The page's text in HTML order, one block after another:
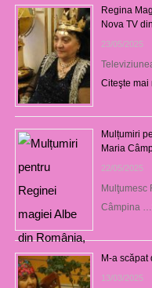
Regina
Nova TV
23/05/2025
Citeşte mai
Mulțumiri
Maria
22/05/2025
Mulţumesc
Câmpina …
M-a
13/03/2025